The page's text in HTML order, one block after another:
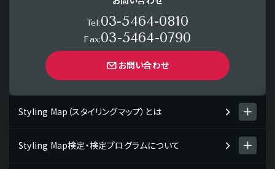
Tel:03-5464-0810
Fax:03-5464-0790
お問い合わせ
Styling Map（スタイリングマップ）とは
Styling Map（スタイリングマップ）とは
Styling Map検定・検定プログラムについて